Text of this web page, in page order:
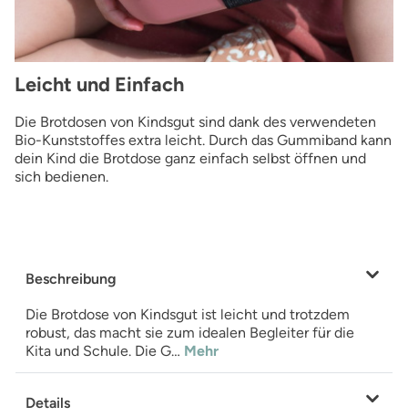
Leicht und Einfach
Die Brotdosen von Kindsgut sind dank des verwendeten
Bio-Kunststoffes extra leicht. Durch das Gummiband kann
dein Kind die Brotdose ganz einfach selbst öffnen und
sich bedienen.
Beschreibung
Die Brotdose von Kindsgut ist leicht und trotzdem
robust, das macht sie zum idealen Begleiter für die
Kita und Schule. Die G… Mehr
Details